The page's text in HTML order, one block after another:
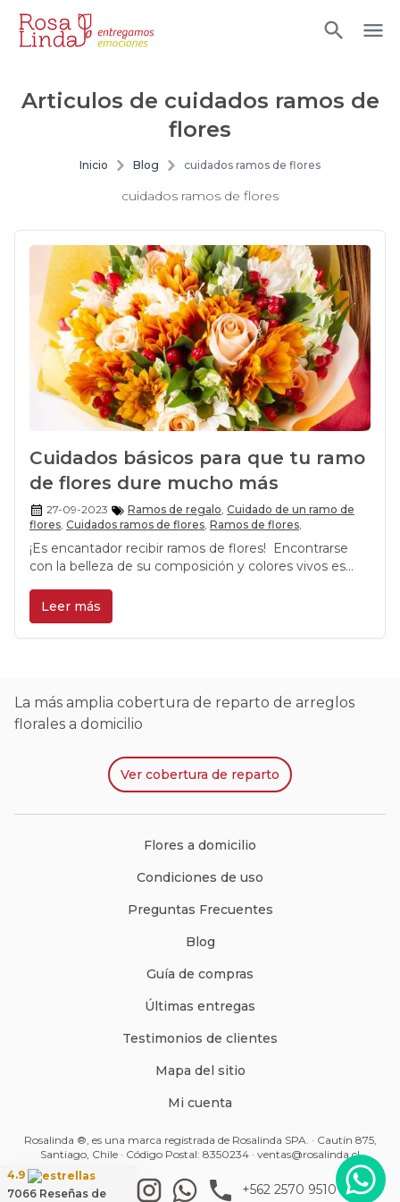
Articulos de cuidados ramos de
flores
Inicio Blog cuidados ramos de flores
cuidados ramos de flores
Cuidados básicos para que tu ramo
de flores dure mucho más
27-09-2023 Ramos de regalo, Cuidado de un ramo de
flores Cuidados ramos de flores Ramos de flores
¡Es encantador recibir ramos de flores! Encontrarse
con la belleza de su composición y colores vivos es
flores son un producto perecible que representan la
belleza de la naturaleza y la vida en nuestro planeta,
además de manifestar de muchas formas expresiones
Leer más
La más amplia cobertura de reparto de arreglos
florales a domicilio
Ver cobertura de reparto
Flores a domicilio
Condiciones de uso
Preguntas Frecuentes
Blog
Guía de compras
Últimas entregas
Testimonios de clientes
Mapa del sitio
Mi cuenta
Rosalinda ®, es una marca registrada de Rosalinda SPA. · Cautín 875,
Santiago, Chile · Código Postal: 8350234 · ventas@rosalinda.cl
+562 2570 9510
4.9
7066 Reseñas de